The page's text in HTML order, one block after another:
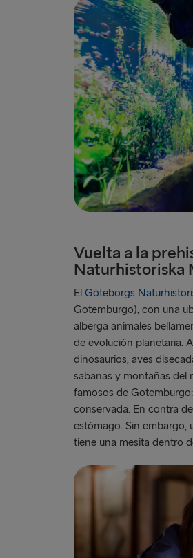
Vuelta a la
Naturhistoriska
El Göteborgs
Gotemburgo), con una
alberga animales
de evolución planetaria.
dinosaurios, aves
sabanas y montañas del
famosos de
conservada. En contra
estómago. Sin embargo,
tiene una mesita dentro